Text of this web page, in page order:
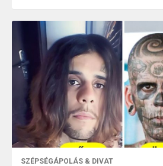
SZÉPSÉGÁPOLÁS & DIVAT